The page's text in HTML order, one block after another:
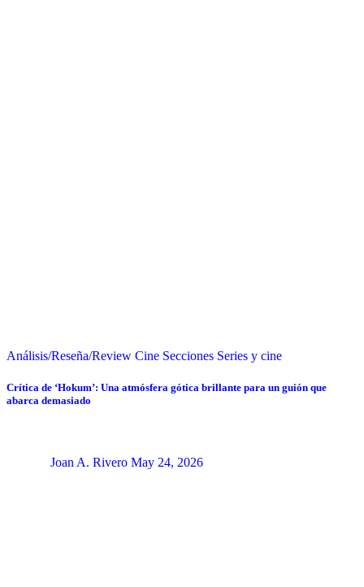
Análisis/Reseña/Review Cine Secciones Series y cine
Crítica de ‘Hokum’: Una atmósfera gótica brillante para un guión que
abarca demasiado
Joan A. Rivero May 24, 2026